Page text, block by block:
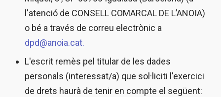
l'atenció de CONSELL COMARCAL DE L’ANOIA)
o bé a través de correu electrònic a
dpd@anoia.cat.
L'escrit remès pel titular de les dades
personals (interessat/a) que sol·liciti l'exercici
de drets haurà de tenir en compte el següent: